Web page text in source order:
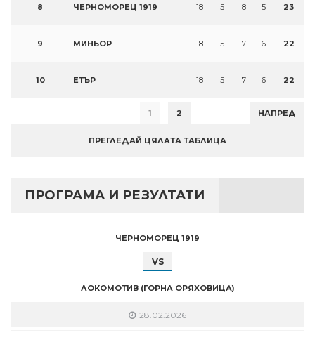
8 ЧЕРНОМОРЕЦ 1919 18 5 8 5 23
9 МИНЬОР 18 5 7 6 22
10 ЕТЪР 18 5 7 6 22
1 2 НАПРЕД
ПРЕГЛЕДАЙ ЦЯЛАТА ТАБЛИЦА
ПРОГРАМА И РЕЗУЛТАТИ
ЧЕРНОМОРЕЦ 1919
VS
ЛОКОМОТИВ (ГОРНА ОРЯХОВИЦА)
28.02.2026